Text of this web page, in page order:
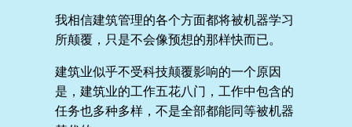
我相信建筑管理的各个方面都将被机器学习
所颠覆，只是不会像预想的那样快而已。
建筑业似乎不受科技颠覆影响的一个原因
是，建筑业的工作五花八门，工作中包含的
任务也多种多样，不是全部都能同等被机器